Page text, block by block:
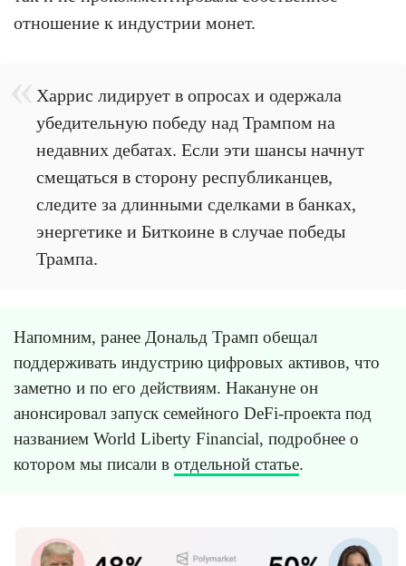
отношение к индустрии монет.
Харрис лидирует в опросах и одержала
убедительную победу над Трампом на
недавних дебатах. Если эти шансы начнут
смещаться в сторону республиканцев,
следите за длинными сделками в банках,
энергетике и Биткоине в случае победы
Трампа.
Напомним, ранее Дональд Трамп обещал
поддерживать индустрию цифровых активов, что
заметно и по его действиям. Накануне он
анонсировал запуск семейного DeFi-проекта под
названием World Liberty Financial, подробнее о
котором мы писали в отдельной статье.